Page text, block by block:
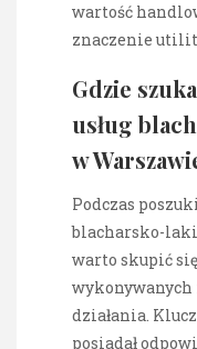
wartość
znaczenie
Gdzie
usług
w
Podczas
blacharsko-
warto skupić
wykonywanych
działania.
posiadał